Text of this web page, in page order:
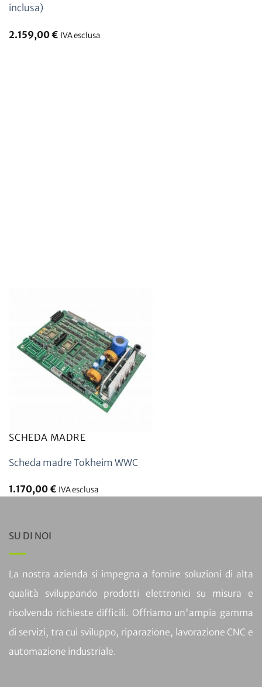
inclusa)
2.159,00€ IVA esclusa
SCHEDA MADRE
Scheda madre Tokheim WWC
1.170,00€ IVA esclusa
SU DI NOI
La nostra azienda si impegna a fornire soluzioni di alta
qualità sviluppando prodotti elettronici su misura e
risolvendo richieste difficili. Offriamo un'ampia gamma
di servizi, tra cui sviluppo, riparazione, lavorazione CNC e
automazione industriale.